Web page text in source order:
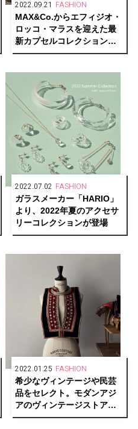
2022.09.21 FASHION
MAX&Co.からエフィジオ・
ロッコ・マラスを迎えた最
新カプセルコレクションが
登場
2022.07.02 FASHION
ガラスメーカー「HARIO」
より、2022年夏のアクセサ
リーコレクションが登場
2022.01.25 FASHION
希少なヴィンテージや民芸
品をセレクト。モダンアジ
アのヴィンテージストア
「tay」がオープン。